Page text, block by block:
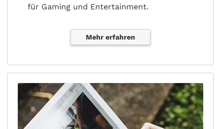
für Gaming und Entertainment.
Mehr erfahren